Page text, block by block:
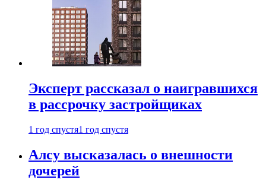
Эксперт рассказал о наигравшихся
в рассрочку застройщиках
1 год спустя1 год спустя
Алсу высказалась о внешности
дочерей